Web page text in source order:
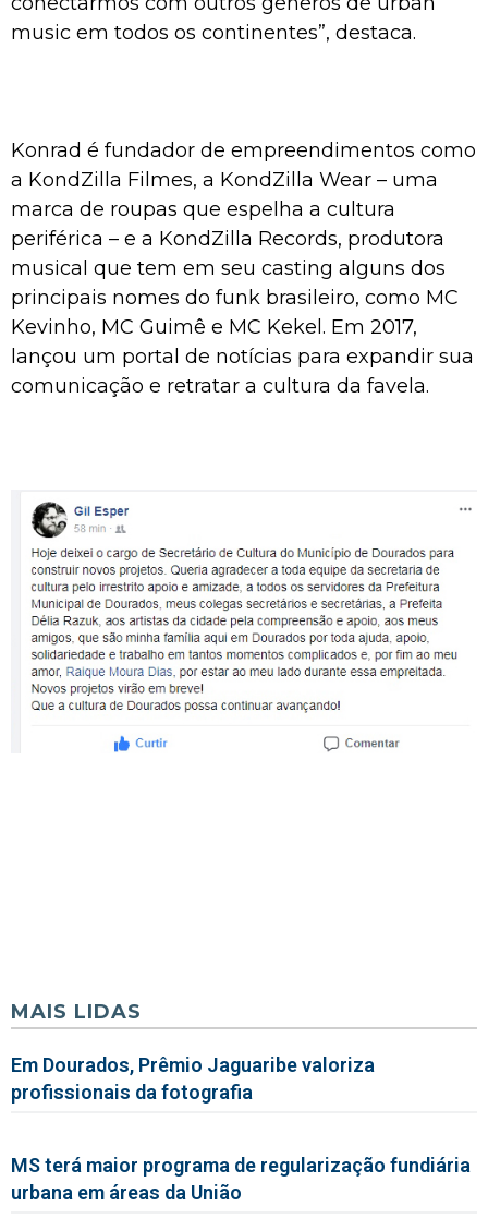
music em todos os continentes”, destaca.
Konrad é fundador de empreendimentos como
a KondZilla Filmes, a KondZilla Wear – uma
marca de roupas que espelha a cultura
periférica – e a KondZilla Records, produtora
musical que tem em seu casting alguns dos
principais nomes do funk brasileiro, como MC
Kevinho, MC Guimê e MC Kekel. Em 2017,
lançou um portal de notícias para expandir sua
comunicação e retratar a cultura da favela.
MAIS LIDAS
Em Dourados, Prêmio Jaguaribe valoriza
profissionais da fotografia
MS terá maior programa de regularização fundiária
urbana em áreas da União